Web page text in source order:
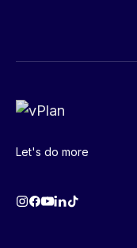
Let's do more